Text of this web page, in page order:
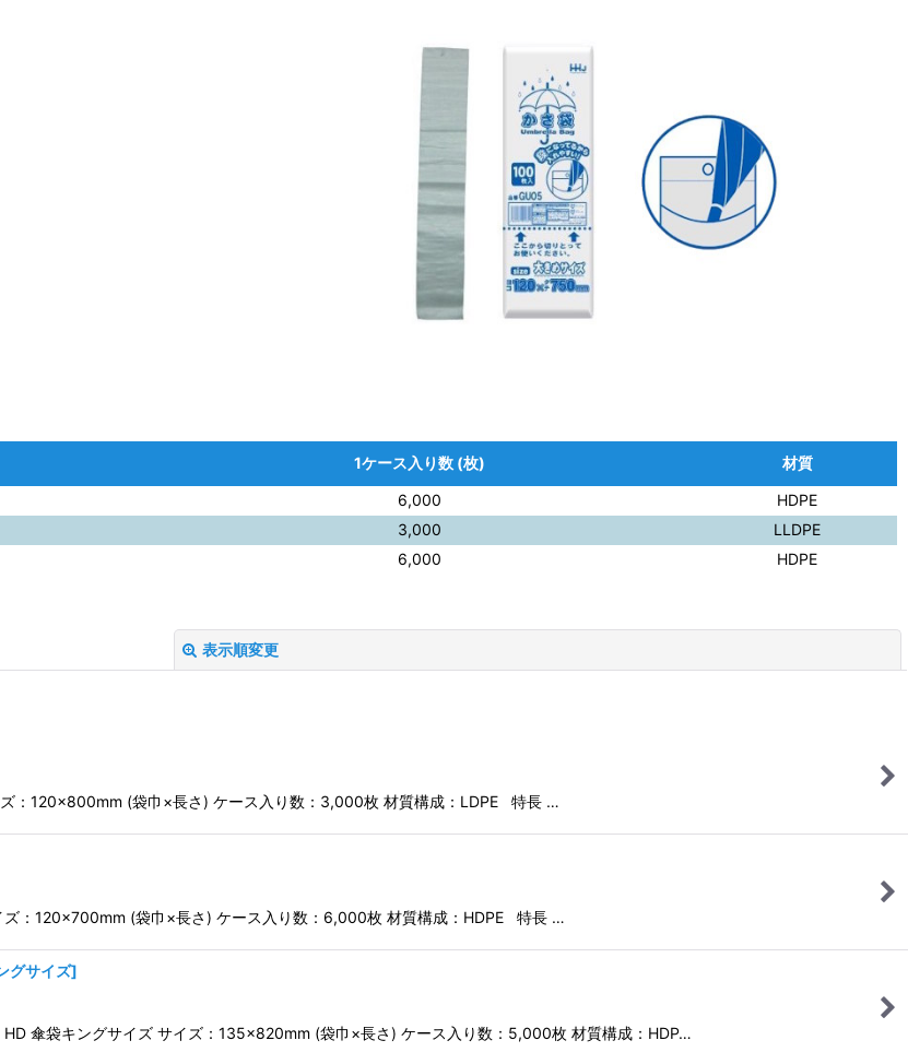
1ケース入り数 (枚)
材質
6,000
HDPE
3,000
LLDPE
6,000 HDPE
表示順変更
絞り込む
：120×800mm (袋巾×長さ) ケース入り数：3,000枚 材質構成：LDPE 特長 …
：120×700mm (袋巾×長さ) ケース入り数：6,000枚 材質構成：HDPE 特長 …
グサイズ]
傘袋キングサイズ サイズ：135×820mm (袋巾×長さ) ケース入り数：5,000枚 材質構成：HDP…